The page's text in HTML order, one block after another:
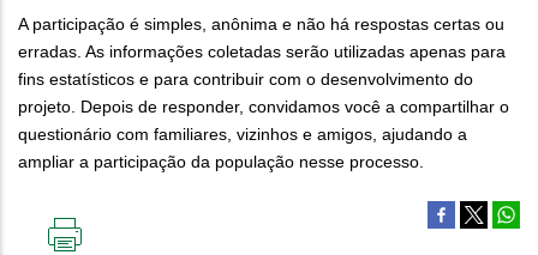
A participação é simples, anônima e não há respostas certas ou
erradas. As informações coletadas serão utilizadas apenas para
fins estatísticos e para contribuir com o desenvolvimento do
projeto. Depois de responder, convidamos você a compartilhar o
questionário com familiares, vizinhos e amigos, ajudando a
ampliar a participação da população nesse processo.